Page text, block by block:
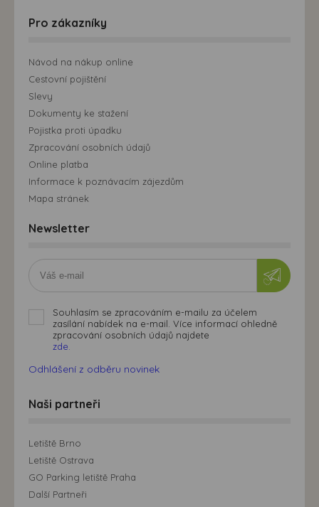
Pro zákazníky
Návod na nákup online
Cestovní pojištění
Slevy
Dokumenty ke stažení
Pojistka proti úpadku
Zpracování osobních údajů
Online platba
Informace k poznávacím zájezdům
Mapa stránek
Newsletter
Souhlasím se zpracováním e-mailu za účelem
zasílání nabídek na e-mail. Více informací ohledně
zpracování osobních údajů najdete
zde.
Odhlášení z odběru novinek
Naši partneři
Letiště Brno
Letiště Ostrava
GO Parking letiště Praha
Další Partneři